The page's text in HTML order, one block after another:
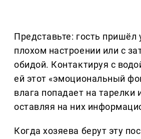
Представьте: гость пришёл
плохом настроении или с
обидой. Контактируя с
ей этот «эмоциональный
влага попадает на тарелки
оставляя на них
Когда хозяева берут эту